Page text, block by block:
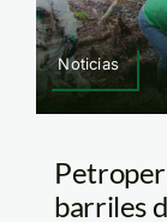
Noticias
barriles